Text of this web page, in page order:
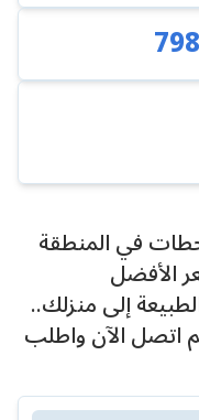
في المنطقة
الأفضل
إلى منزلك..
اتصل الآن واطلب